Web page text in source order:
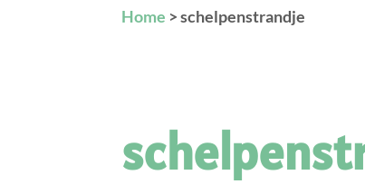
Home >schelpenstrandje